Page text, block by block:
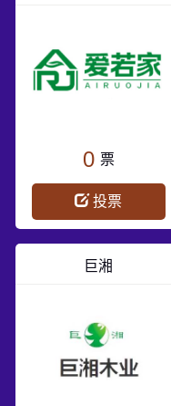
0 票
投票
巨湘